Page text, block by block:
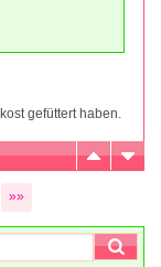
gefüttert haben.
»»